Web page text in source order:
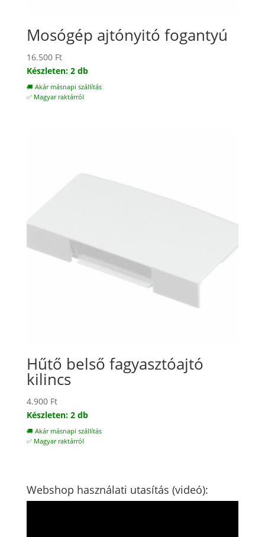
Mosógép ajtónyitó fogantyú
16.500 Ft
Készleten: 2 db
🚚 Akár másnapi szállítás
✅ Magyar raktárról
Hűtő belső fagyasztóajtó
kilincs
4.900 Ft
Készleten: 2 db
🚚 Akár másnapi szállítás
✅ Magyar raktárról
Webshop használati utasítás (videó):